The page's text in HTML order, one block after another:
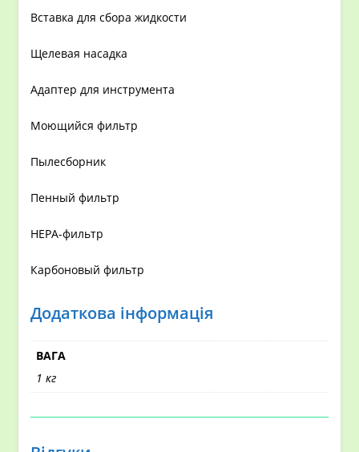
Вставка для сбора жидкости
Щелевая насадка
Адаптер для инструмента
Моющийся фильтр
Пылесборник
Пенный фильтр
HEPA-фильтр
Карбоновый фильтр
Додаткова інформація
ВАГА
1 кг